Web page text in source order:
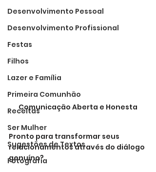
Desenvolvimento Pessoal
Desenvolvimento Profissional
Festas
Filhos
Lazer e Família
Primeira Comunhão
Receitas
Ser Mulher
Sugestões de Textos
Fotografia
Comunicação Aberta e Honesta
Pronto para transformar seus
relacionamentos através do diálogo
genuíno?